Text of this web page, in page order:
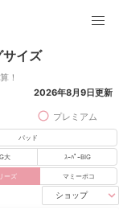
サイズ
！
2026年8月9日更新
プレミアム
パッド
大 ｽｰﾊﾟｰBIG
ーズ マミーポコ
ショップ